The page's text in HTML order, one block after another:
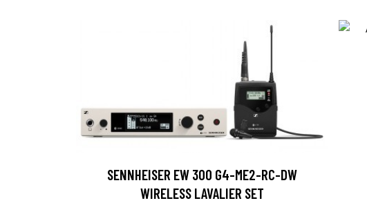
SENNHEISER EW 300 G4-ME2-RC-DW
WIRELESS LAVALIER SET